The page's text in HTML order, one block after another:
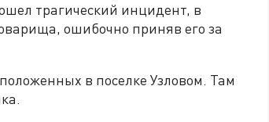
трагический инцидент, в
ошибочно приняв его за
в поселке Узловом. Там